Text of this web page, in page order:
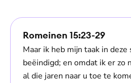
Romeinen 15:23-29
Maar ik heb mijn taak in deze
beëindigd; en omdat ik er zo
al die jaren naar u toe te